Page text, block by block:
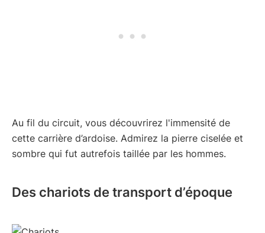
Au fil du circuit, vous découvrirez l'immensité de
cette carrière d’ardoise. Admirez la pierre ciselée et
sombre qui fut autrefois taillée par les hommes.
Des chariots de transport d’époque